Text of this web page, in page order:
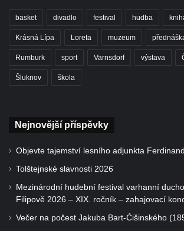
basket divadlo festival hudba
Krásná Lípa Loreta muzeum
Rumburk sport Varnsdorf výstava
Šluknov škola
Nejnovější příspěvky
Objevte tajemství lesního adjunkta
Tolštejnské slavnosti 2026
Mezinárodní hudební festival varhanní
Filipově 2026 – XIX. ročník – zahajovací
Večer na počest Jakuba Bart-Ćišinského